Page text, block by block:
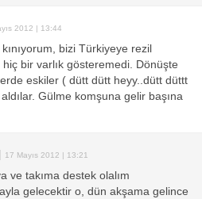
2012 | 13:44
bizi Türkiyeye rezil
bir varlık gösteremedi. Dönüşte
eskiler ( dütt dütt heyy..dütt düttt
Gülme komşuna gelir başına
| 17 Mayıs 2012 | 13:21
ve takıma destek olalım
gelecektir o, dün akşama gelince